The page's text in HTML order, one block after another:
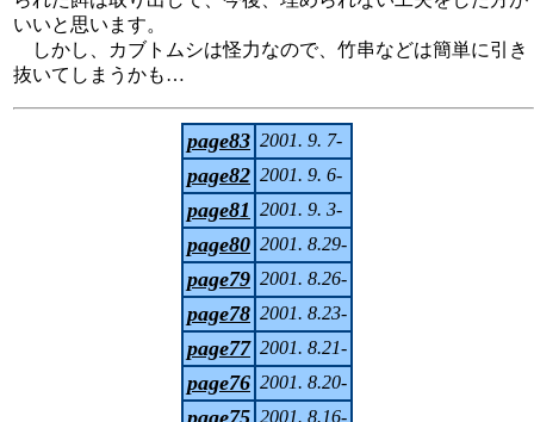
いいと思います。
しかし、カブトムシは怪力なので、竹串などは簡単に引き
抜いてしまうかも…
page83 2001. 9. 7-
page82 2001. 9. 6-
page81 2001. 9. 3-
page80 2001. 8.29-
page79 2001. 8.26-
page78 2001. 8.23-
page77 2001. 8.21-
page76 2001. 8.20-
page75 2001. 8.16-